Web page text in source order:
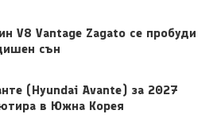
V8 Vantage Zagato се пробуди
сън
(Hyundai Avante) за 2027
в Южна Корея